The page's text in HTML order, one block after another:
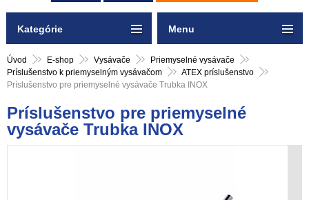
Úvod E-shop Vysávače
Priemyselné vysávače
Príslušenstvo k priemyselným vysávačom
ATEX príslušenstvo
Príslušenstvo pre priemyselné vysávače Trubka INOX
Príslušenstvo pre priemyselné
vysávače Trubka INOX
Kategórie Menu